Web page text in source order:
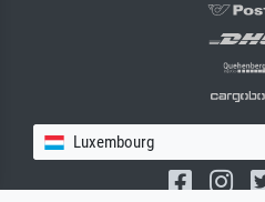
Luxembourg